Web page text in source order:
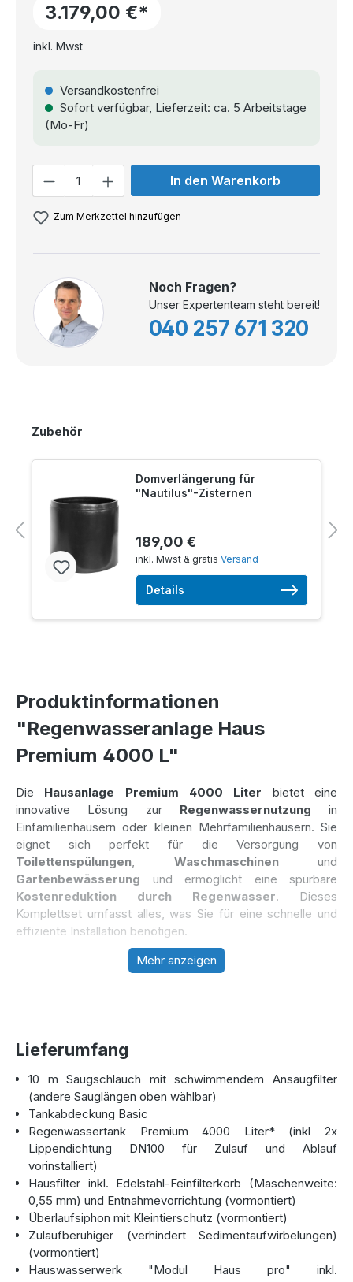
3.179,00 €*
inkl. Mwst
Versandkostenfrei
Sofort verfügbar, Lieferzeit: ca. 5 Arbeitstage
(Mo-Fr)
In den Warenkorb
Zum Merkzettel hinzufügen
Noch Fragen?
Unser Expertenteam steht bereit!
040 257 671 320
Zubehör
Domverlängerung für
"Nautilus"-Zisternen
189,00 €
inkl. Mwst & gratis Versand
Details
Produktinformationen
"Regenwasseranlage Haus
Premium 4000 L"
Die Hausanlage Premium 4000 Liter bietet eine
innovative Lösung zur Regenwassernutzung in
Einfamilienhäusern oder kleinen Mehrfamilienhäusern. Sie
eignet sich perfekt für die Versorgung von
Toilettenspülungen, Waschmaschinenund
Gartenbewässerung und ermöglicht eine spürbare
Kostenreduktion durch Regenwasser. Dieses
Komplettset umfasst alles, was Sie für eine schnelle und
effiziente Installation benötigen.
Regenwassernutzung
Mit demRegenwassertank Premium 4000 Liter
der hochwertigen Technik können Sie Regenwasser für
Haus und Garten einfach nutzen. Der Tank ist mit
vorinstallierten Lippendichtungen (DN100) für Zulauf und
Ablauf ausgestattet und wird aus langlebigem Material
hergestellt. Dank der kompakten Größe eignet er sich ideal
für Haushalte mit begrenztem Platz.
Hochwertige Pumpentechnik für
individuelle Anforderungen
Die Anlage beinhaltet dieRegenwasserzentrale
AQa.Line Modul Haus pro, die auf die Bedürfnisse von
Haushalten abgestimmt ist. Für die Wasserförderung haben
Sie die Wahl zwischen zwei Optionen:
Mehr anzeigen
Lieferumfang
10 m Saugschlauch mit schwimmendem Ansaugfilter
(andere Sauglängen oben wählbar)
Tankabdeckung Basic
Regenwassertank Premium 4000 Liter* (inkl 2x
Lippendichtung DN100 für Zulauf und Ablauf
vorinstalliert)
Hausfilter inkl. Edelstahl-Feinfilterkorb (Maschenweite:
0,55 mm) und Entnahmevorrichtung (vormontiert)
Überlaufsiphon mit Kleintierschutz (vormontiert)
Zulaufberuhiger (verhindert Sedimentaufwirbelungen)
(vormontiert)
Hauswasserwerk "Modul Haus pro" inkl.